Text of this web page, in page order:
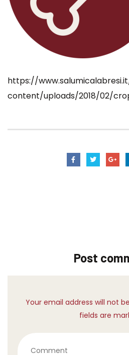
https://
content/uploads/2018/02/
Post
Your email address will not
fields are